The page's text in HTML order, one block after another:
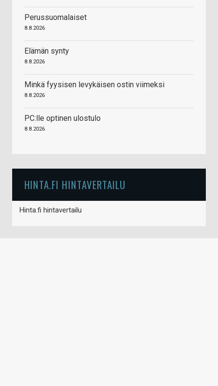
Perussuomalaiset
8.8.2026
Elämän synty
8.8.2026
Minkä fyysisen levykäisen ostin viimeksi
8.8.2026
PC:lle optinen ulostulo
8.8.2026
HINTA.FI HINTAVERTAILU
Hinta.fi hintavertailu